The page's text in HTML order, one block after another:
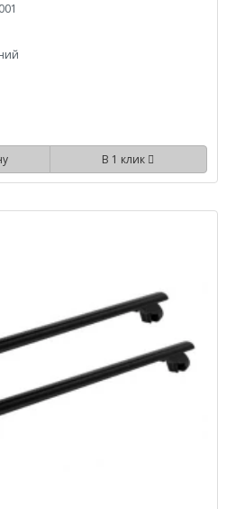
В 1 клик